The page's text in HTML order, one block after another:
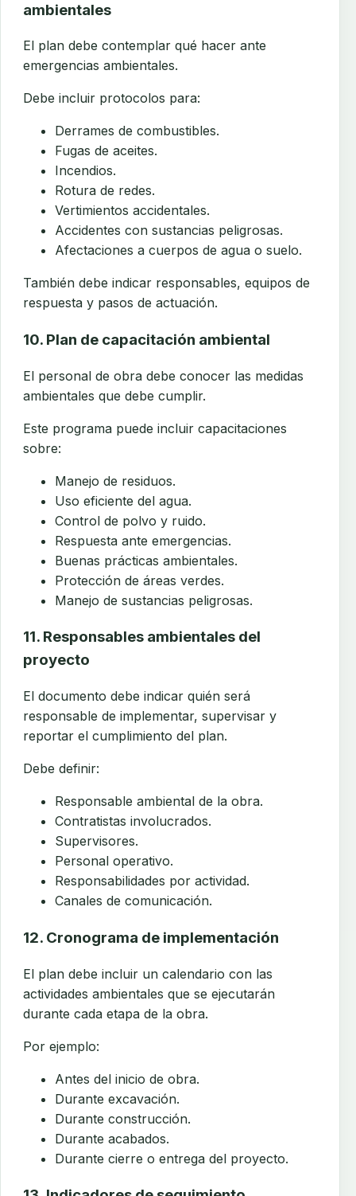
ambientales
El plan debe contemplar qué hacer ante
emergencias ambientales.
Debe incluir protocolos para:
Derrames de combustibles.
Fugas de aceites.
Incendios.
Rotura de redes.
Vertimientos accidentales.
Accidentes con sustancias peligrosas.
Afectaciones a cuerpos de agua o suelo.
También debe indicar responsables, equipos de
respuesta y pasos de actuación.
10. Plan de capacitación ambiental
El personal de obra debe conocer las medidas
ambientales que debe cumplir.
Este programa puede incluir capacitaciones
sobre:
Manejo de residuos.
Uso eficiente del agua.
Control de polvo y ruido.
Respuesta ante emergencias.
Buenas prácticas ambientales.
Protección de áreas verdes.
Manejo de sustancias peligrosas.
11. Responsables ambientales del
proyecto
El documento debe indicar quién será
responsable de implementar, supervisar y
reportar el cumplimiento del plan.
Debe definir:
Responsable ambiental de la obra.
Contratistas involucrados.
Supervisores.
Personal operativo.
Responsabilidades por actividad.
Canales de comunicación.
12. Cronograma de implementación
El plan debe incluir un calendario con las
actividades ambientales que se ejecutarán
durante cada etapa de la obra.
Por ejemplo:
Antes del inicio de obra.
Durante excavación.
Durante construcción.
Durante acabados.
Durante cierre o entrega del proyecto.